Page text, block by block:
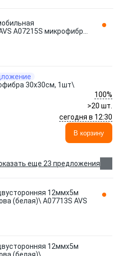
A07215S микрофибра
30х30см, 1шт\
100%
>20 шт.
сегодня в 12:30
В корзину
еще 23 предложения
12ммx5м
(белая)\ A07713S AVS
12ммx5м